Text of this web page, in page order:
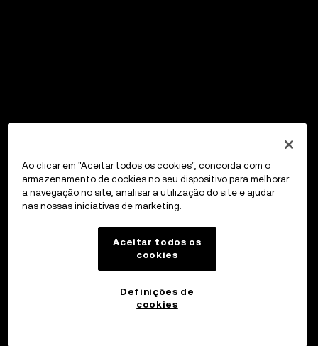
Ao clicar em "Aceitar todos os cookies", concorda com o
armazenamento de cookies no seu dispositivo para melhorar
a navegação no site, analisar a utilização do site e ajudar
nas nossas iniciativas de marketing.
Aceitar todos os
cookies
Definições de
cookies